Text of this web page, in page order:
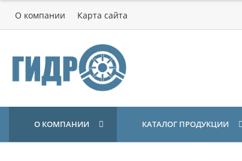
О компании Карта сайта
О КОМПАНИИ КАТАЛОГ ПРОДУКЦИИ